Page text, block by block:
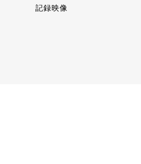
記録映像